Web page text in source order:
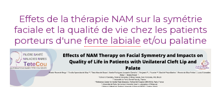
Effets de la thérapie NAM sur la symétrie
faciale et la qualité de vie chez les patients
porteurs d'une fente labiale et/ou palatine